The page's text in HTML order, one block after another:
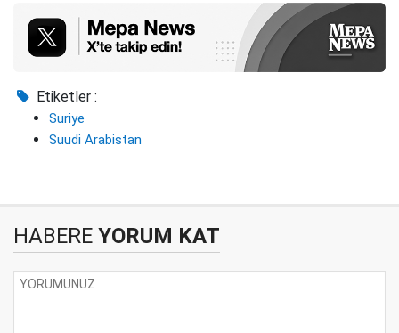
Etiketler :
Suriye
Suudi Arabistan
HABERE YORUM KAT